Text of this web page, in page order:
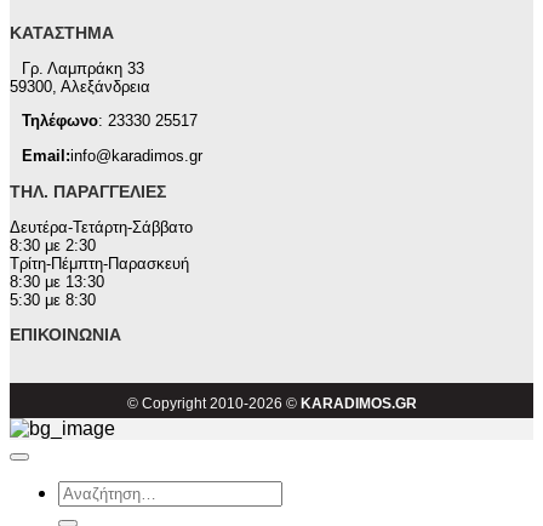
ΚΑΤΆΣΤΗΜΑ
Γρ. Λαμπράκη 33
59300, Αλεξάνδρεια
Τηλέφωνο: 23330 25517
Email:info@karadimos.gr
ΤΗΛ. ΠΑΡΑΓΓΕΛΊΕΣ
Δευτέρα-Τετάρτη-Σάββατο
8:30 με 2:30
Τρίτη-Πέμπτη-Παρασκευή
8:30 με 13:30
5:30 με 8:30
ΕΠΙΚΟΙΝΩΝΊΑ
© Copyright 2010-2026 © KARADIMOS.GR
Αναζήτηση
για: